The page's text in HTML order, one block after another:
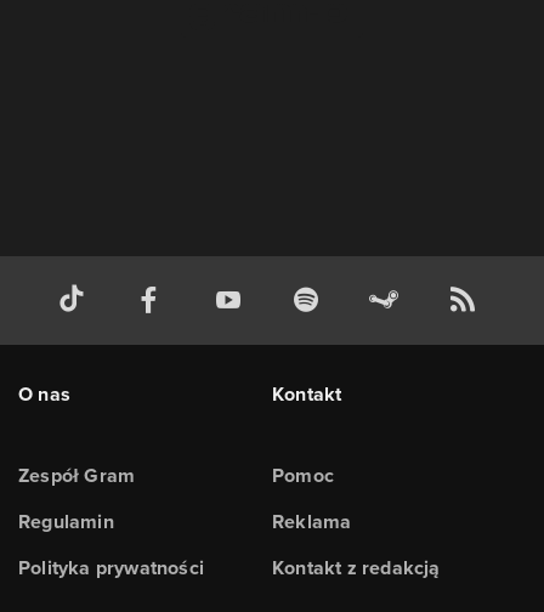
O nas
Zespół Gram
Regulamin
Polityka prywatności
Kontakt
Pomoc
Reklama
Kontakt z redakcją